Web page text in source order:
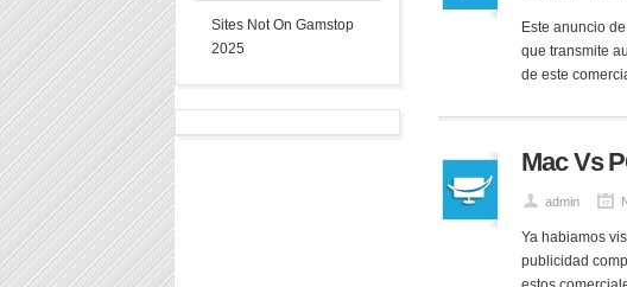
Sites Not On Gamstop
2025
Este anuncio
que transmite
de este
Mac Vs
admin
Ya habiamos
publicidad